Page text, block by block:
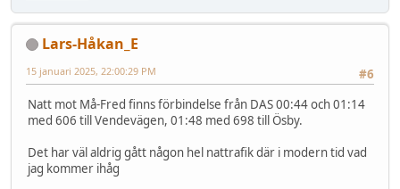
Lars-Håkan_E
#6
15 januari 2025, 22:00:29 PM
Natt mot Må-Fred finns förbindelse från DAS 00:44 och 01:14
med 606 till Vendevägen, 01:48 med 698 till Ösby.
Det har väl aldrig gått någon hel nattrafik där i modern tid vad
jag kommer ihåg